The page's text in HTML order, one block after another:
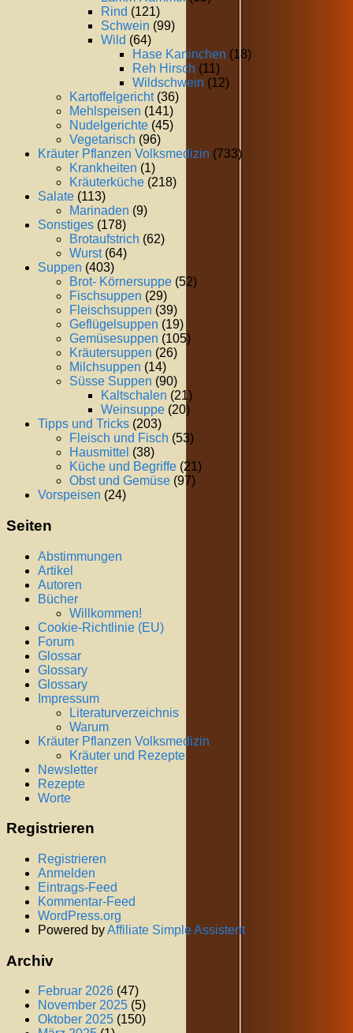
Rind (121)
Schwein (99)
Wild (64)
Hase Kaninchen (18)
Reh Hirsch (11)
Wildschwein (12)
Kartoffelgericht(36)
Mehlspeisen (141)
Nudelgerichte (45)
Vegetarisch (96)
Kräuter Pflanzen Volksmedizin (733)
Krankheiten (1)
Kräuterküche (218)
Salate (113)
Marinaden (9)
Sonstiges (178)
Brotaufstrich (62)
Wurst(64)
Suppen (403)
Brot- Körnersuppe (52)
Fischsuppen (29)
Fleischsuppen (39)
Geflügelsuppen (19)
Gemüsesuppen (105)
Kräutersuppen (26)
Milchsuppen (14)
Süsse Suppen (90)
Kaltschalen (21)
Weinsuppe (20)
Tipps und Tricks (203)
Fleisch und Fisch (53)
Hausmittel (38)
Küche und Begriffe (21)
Obst und Gemüse (97)
Vorspeisen (24)
Seiten
Abstimmungen
Artikel
Autoren
Bücher
Willkommen!
Cookie-Richtlinie (EU)
Forum
Glossar
Glossary
Glossary
Impressum
Literaturverzeichnis
Warum
Kräuter Pflanzen Volksmedizin
Kräuter und Rezepte
Newsletter
Rezepte
Worte
Registrieren
Registrieren
Anmelden
Eintrags-Feed
Kommentar-Feed
WordPress.org
Powered byAffiliate Simple Assistent
Archiv
Februar 2026 (47)
November 2025 (5)
Oktober 2025 (150)